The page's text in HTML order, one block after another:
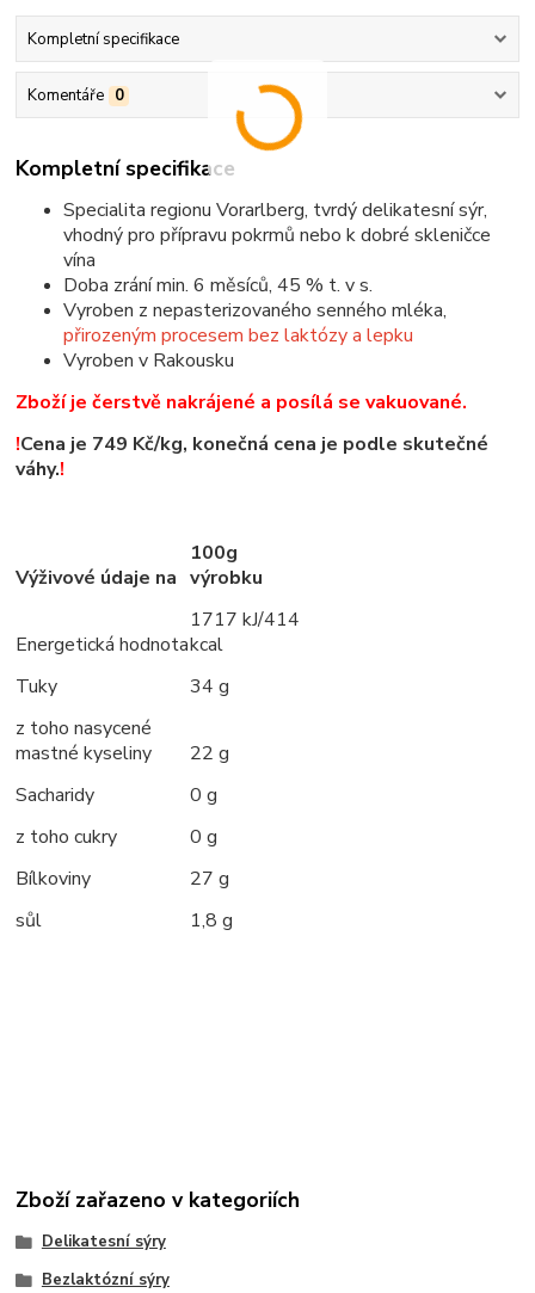
Kompletní specifikace
Komentáře 0
Kompletní specifikace
Specialita regionu Vorarlberg, tvrdý delikatesní sýr,
vhodný pro přípravu pokrmů nebo k dobré skleničce
vína
Doba zrání min. 6 měsíců, 45 % t. v s.
Vyroben z nepasterizovaného senného mléka,
přirozeným procesem bez laktózy a lepku
Vyroben v Rakousku
Zboží je čerstvě nakrájené a posílá se vakuované.
!Cena je 749 Kč/kg, konečná cena je podle skutečné
váhy.!
Výživové údaje na
100g
výrobku
Energetická hodnota
1717 kJ/414
kcal
Tuky
34 g
z toho nasycené
mastné kyseliny
22 g
Sacharidy
0 g
z toho cukry
0 g
Bílkoviny
27 g
sůl
1,8 g
Zboží zařazeno v kategoriích
Delikatesní sýry
Bezlaktózní sýry